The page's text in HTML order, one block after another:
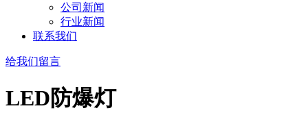
公司新闻
行业新闻
联系我们
给我们留言
LED防爆灯